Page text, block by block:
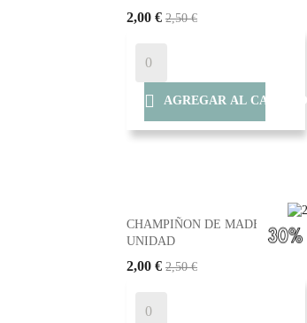
2,00 € 2,50 €
 AGREGAR AL CARRITO
CHAMPIÑON DE MADERA -
UNIDAD
2,00 € 2,50 €